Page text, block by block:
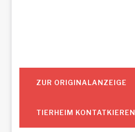
ZUR ORIGINALANZEIGE
TIERHEIM KONTATKIEREN